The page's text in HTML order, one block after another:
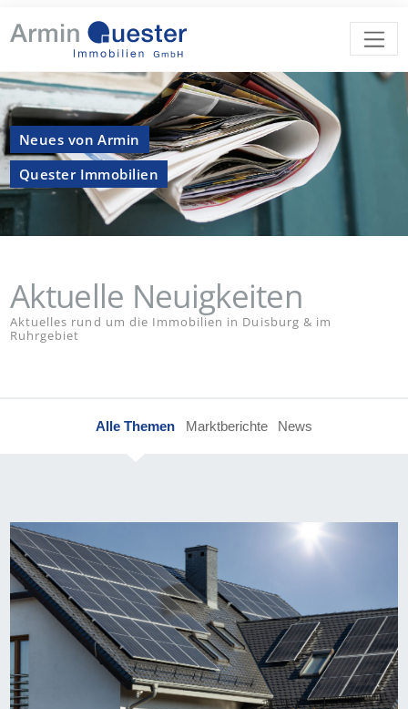
Neues von Armin
Quester Immobilien
Aktuelle Neuigkeiten
Aktuelles rund um die Immobilien in Duisburg & im
Ruhrgebiet
Alle Themen Marktberichte News